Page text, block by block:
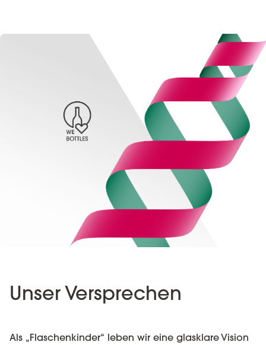
Unser Versprechen
Als „Flaschenkinder“ leben wir eine glasklare Vision